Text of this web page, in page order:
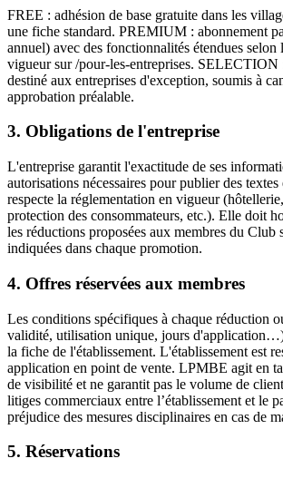
FREE : adhésion de base gratuite dans les
une fiche standard. PREMIUM : abonnement
annuel) avec des fonctionnalités étendues
vigueur sur /pour-les-entreprises. SELECTION
destiné aux entreprises d'exception, soumis à
approbation préalable.
3. Obligations de l'entreprise
L'entreprise garantit l'exactitude de ses
autorisations nécessaires pour publier des textes
respecte la réglementation en vigueur
protection des consommateurs, etc.). Elle doit
les réductions proposées aux membres du Club
indiquées dans chaque promotion.
4. Offres réservées aux membres
Les conditions spécifiques à chaque réduction
validité, utilisation unique, jours
la fiche de l'établissement. L'établissement est
application en point de vente. LPMBE agit en
de visibilité et ne garantit pas le volume de
litiges commerciaux entre l’établissement et le
préjudice des mesures disciplinaires en cas de
5. Réservations